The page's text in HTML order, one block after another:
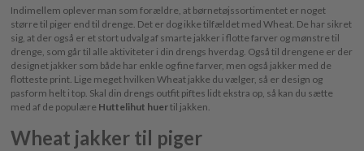
Indimellem oplever man som forældre, at børnetøjssortimentet er noget
større til piger end til drenge. Det er dog ikke tilfældet med Wheat. De har sikret
sig, at der også er et stort udvalg af smarte jakker i flotte farver og mønstre til
drenge, som går til alle aktiviteter i din drengs hverdag. Også til drengene er der
designet jakker som både har enkle og fine farver, men også jakker med de
flotteste print. Lige meget hvilken Wheat jakke du vælger, så er design og
pasform helt i top. Skal din drengs outfit piftes lidt ekstra op, så kan du sætte
med af de populære Huttelihut huertil jakken.
Wheat jakker til piger